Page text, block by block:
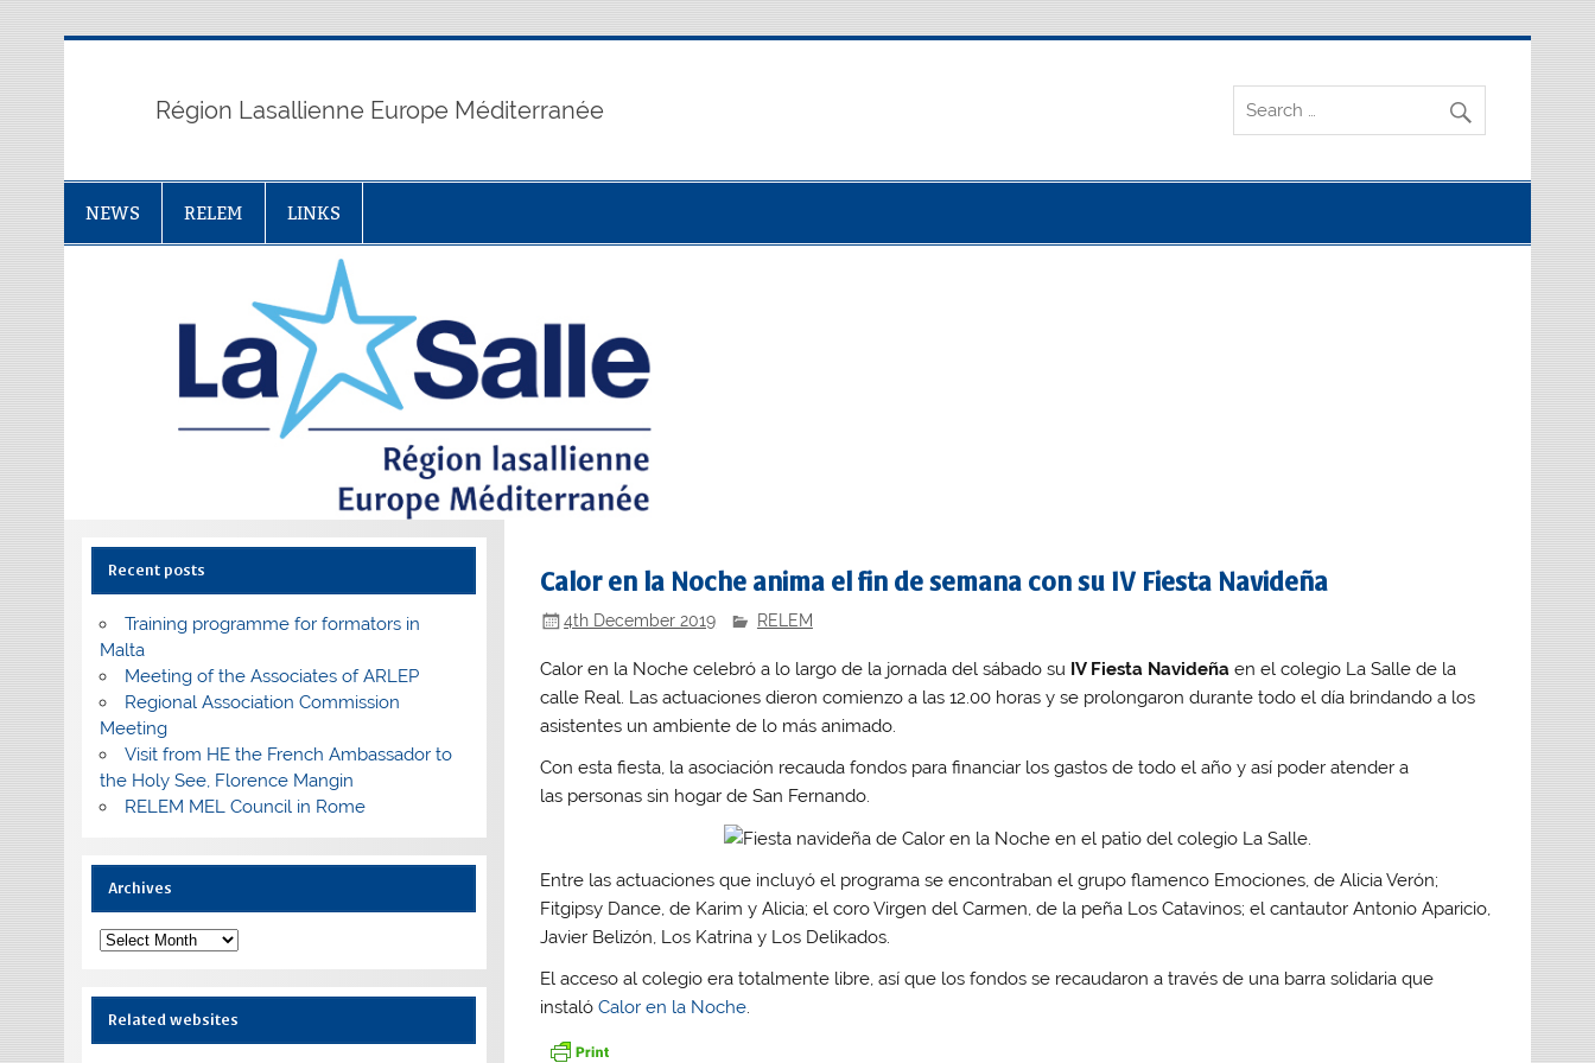
Région Lasallienne Europe Méditerranée
NEWS RELEM LINKS
Calor en la Noche anima el fin de semana con su IV Fiesta Navideña
4th December 2019 RELEM
Calor en la Noche celebró a lo largo de la jornada del sábado su IV Fiesta Navideña en el colegio La Salle de la
calle Real. Las actuaciones dieron comienzo a las 12.00 horas y se prolongaron durante todo el día brindando a los
asistentes un ambiente de lo más animado.
Con esta fiesta, la asociación recauda fondos para financiar los gastos de todo el año y así poder atender a
las personas sin hogar de San Fernando.
Entre las actuaciones que incluyó el programa se encontraban el grupo flamenco Emociones, de Alicia Verón;
Fitgipsy Dance, de Karim y Alicia; el coro Virgen del Carmen, de la peña Los Catavinos; el cantautor Antonio Aparicio,
Javier Belizón, Los Katrina y Los Delikados.
El acceso al colegio era totalmente libre, así que los fondos se recaudaron a través de una barra solidaria que
instalóCalor en la Noche.
Recent posts
Training programme for formators in
Malta
Meeting of the Associates of ARLEP
Regional Association Commission
Meeting
Visit from HE the French Ambassador to
the Holy See, Florence Mangin
RELEM MEL Council in Rome
Archives
Archives
Related websites